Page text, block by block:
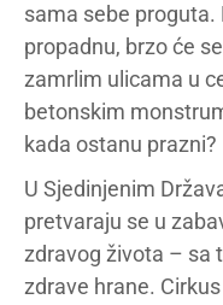
sama sebe proguta.
propadnu, brzo će
zamrlim ulicama u
betonskim
kada ostanu prazni?
U Sjedinjenim
pretvaraju se u
zdravog života – sa
zdrave hrane.